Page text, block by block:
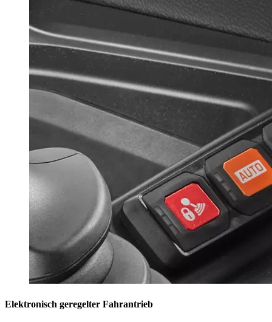
Elektronisch geregelter Fahrantrieb